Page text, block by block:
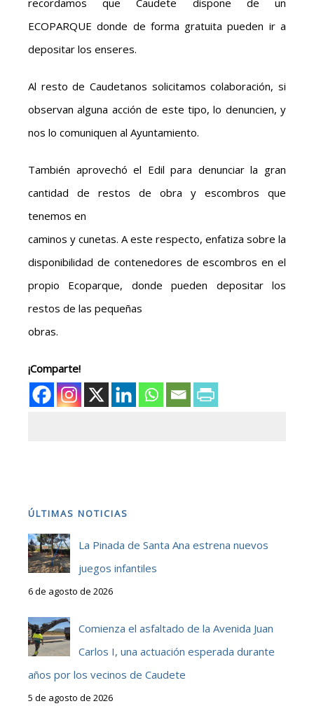
recordamos que Caudete dispone de un
ECOPARQUE donde de forma gratuita pueden ir a
depositar los enseres.
Al resto de Caudetanos solicitamos colaboración, si
observan alguna acción de este tipo, lo denuncien, y
nos lo comuniquen al Ayuntamiento.
También aprovechó el Edil para denunciar la gran
cantidad de restos de obra y escombros que
tenemos en
caminos y cunetas. A este respecto, enfatiza sobre la
disponibilidad de contenedores de escombros en el
propio Ecoparque, donde pueden depositar los
restos de las pequeñas
obras.
¡Comparte!
ÚLTIMAS NOTICIAS
La Pinada de Santa Ana estrena nuevos
juegos infantiles
6 de agosto de 2026
Comienza el asfaltado de la Avenida Juan
Carlos I, una actuación esperada durante
años por los vecinos de Caudete
5 de agosto de 2026